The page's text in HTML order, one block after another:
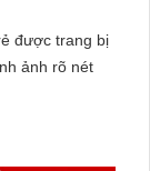
được trang bị
ảnh rõ nét